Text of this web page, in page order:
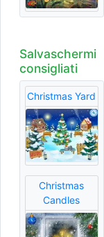
Salvaschermi
consigliati
Christmas Yard
Christmas
Candles